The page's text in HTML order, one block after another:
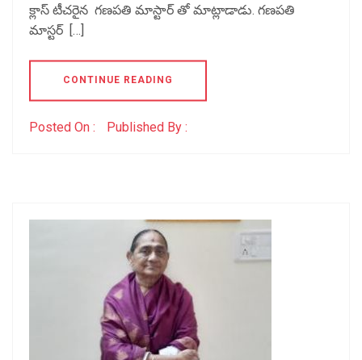
క్లాస్ టీచరైన గణపతి మాస్టార్ తో మాట్లాడాడు. గణపతి
మాస్టర్ […]
CONTINUE READING
Posted On : Published By :